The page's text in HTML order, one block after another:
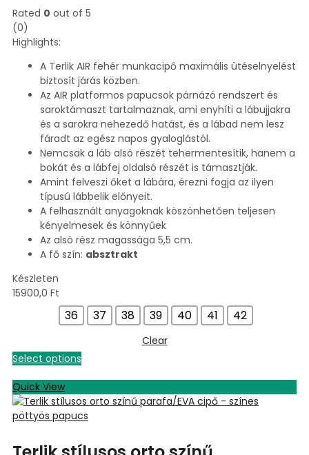
Rated 0 out of 5
(0)
Highlights:
A Terlik AIR fehér munkacipő maximális ütéselnyelést
biztosít járás közben.
Az AIR platformos papucsok párnázó rendszert és
saroktámaszt tartalmaznak, ami enyhíti a lábujjakra
és a sarokra nehezedő hatást, és a lábad nem lesz
fáradt az egész napos gyaloglástól.
Nemcsak a láb alsó részét tehermentesítik, hanem a
bokát és a lábfej oldalsó részét is támasztják.
Amint felveszi őket a lábára, érezni fogja az ilyen
típusú lábbelik előnyeit.
A felhasznált anyagoknak köszönhetően teljesen
kényelmesek és könnyűek
Az alsó rész magassága 5,5 cm.
A fő szín: absztrakt
Készleten
15900,0 Ft
36 37 38 39 40 41 42
Clear
Select options
Quick View